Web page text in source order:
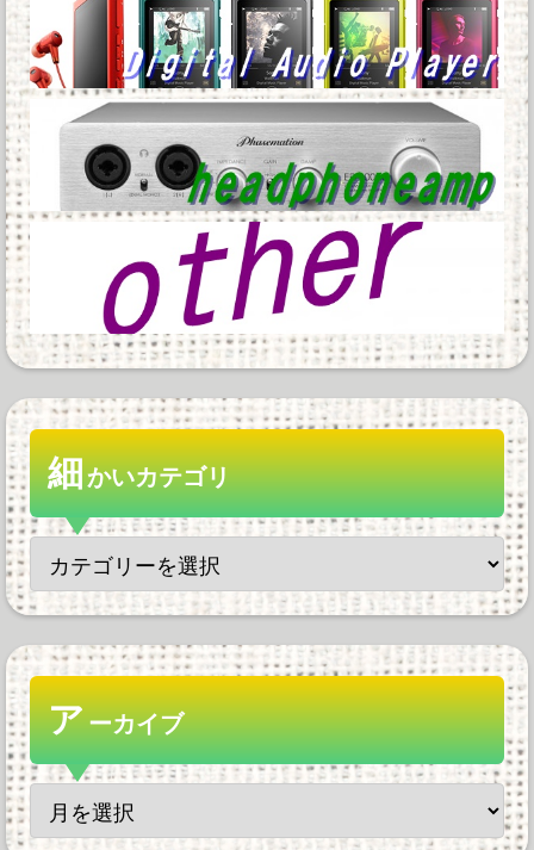
Powered by livedoor 相互RSS
細かいカテゴリ
アーカイブ